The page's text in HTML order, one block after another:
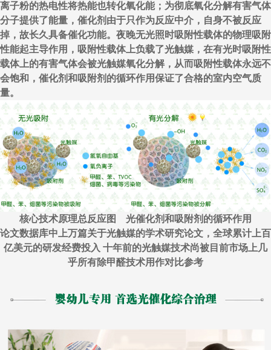
离子粉的热电性将热能也转化氧化能；为彻底氧化分解有害气体
分子提供了能量，催化剂由于只作为反应中介，自身不被反应
掉，故长久具备催化功能。夜晚无光照时吸附性载体的物理吸附
性能起主导作用，吸附性载体上负载了光触媒，在有光时吸附性
载体上的有害气体会被光触媒氧化分解，从而吸附性载体永远不
会饱和，催化剂和吸附剂的循环作用保证了合格的室内空气质
量。
核心技术原理总反应图 光催化剂和吸附剂的循环作用
论文数据库中上万篇关于光触媒的学术研究论文，全球累计上百
亿美元的研发经费投入 十年前的光触媒技术尚被目前市场上几
乎所有除甲醛技术用作对比参考